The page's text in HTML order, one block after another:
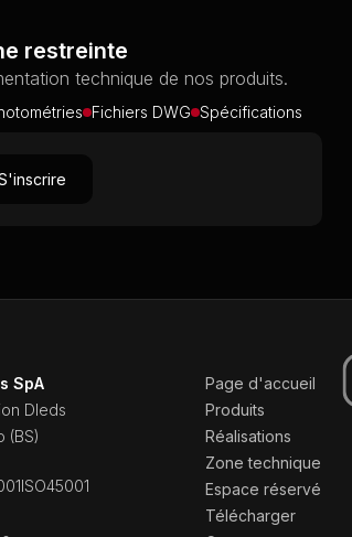
restreinte
technique de nos produits.
Fichiers DWG Spécifications
SpA
Dleds
(BS)
ISO45001
Page d'accueil
Produits
Réalisations
Zone technique
Espace réservé
Télécharger